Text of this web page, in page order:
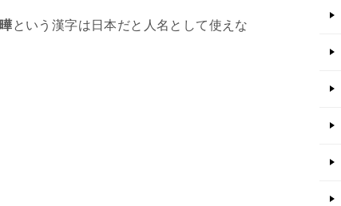
曄という漢字は日本だと人名として使えな